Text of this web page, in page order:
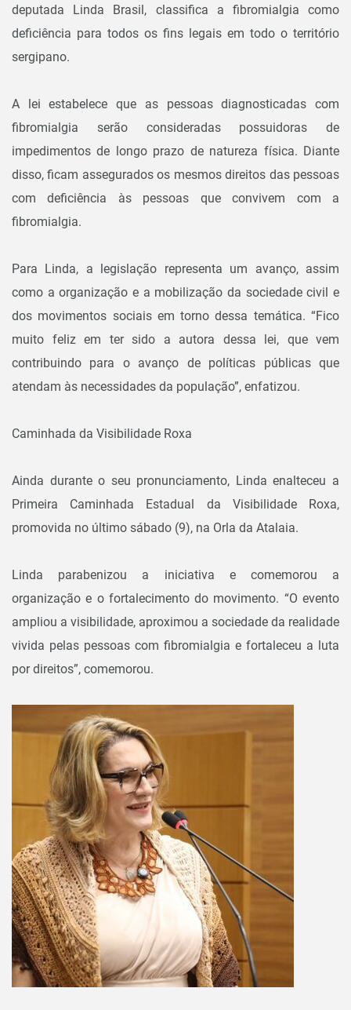
deputada Linda Brasil, classifica a fibromialgia como
deficiência para todos os fins legais em todo o território
sergipano.
A lei estabelece que as pessoas diagnosticadas com
fibromialgia serão consideradas possuidoras de
impedimentos de longo prazo de natureza física. Diante
disso, ficam assegurados os mesmos direitos das pessoas
com deficiência às pessoas que convivem com a
fibromialgia.
Para Linda, a legislação representa um avanço, assim
como a organização e a mobilização da sociedade civil e
dos movimentos sociais em torno dessa temática. “Fico
muito feliz em ter sido a autora dessa lei, que vem
contribuindo para o avanço de políticas públicas que
atendam às necessidades da população”, enfatizou.
Caminhada da Visibilidade Roxa
Ainda durante o seu pronunciamento, Linda enalteceu a
Primeira Caminhada Estadual da Visibilidade Roxa,
promovida no último sábado (9), na Orla da Atalaia.
Linda parabenizou a iniciativa e comemorou a
organização e o fortalecimento do movimento. “O evento
ampliou a visibilidade, aproximou a sociedade da realidade
vivida pelas pessoas com fibromialgia e fortaleceu a luta
por direitos”, comemorou.